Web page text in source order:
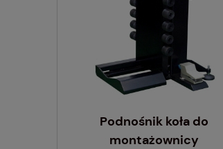
Podnośnik koła do
montażownicy